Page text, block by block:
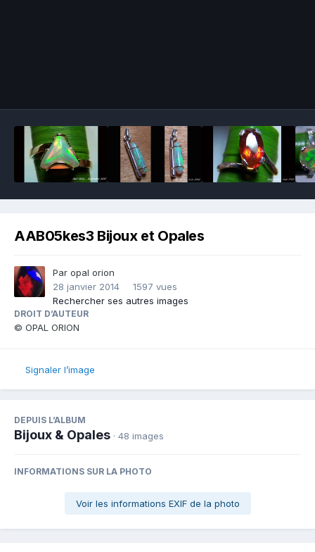
AAB05kes3 Bijoux et Opales
Par opal orion
28 janvier 2014
1597 vues
Rechercher ses autres images
DROIT D’AUTEUR
© OPAL ORION
Signaler l’image
DEPUIS L’ALBUM
Bijoux & Opales · 48 images
INFORMATIONS SUR LA PHOTO
Voir les informations EXIF de la photo